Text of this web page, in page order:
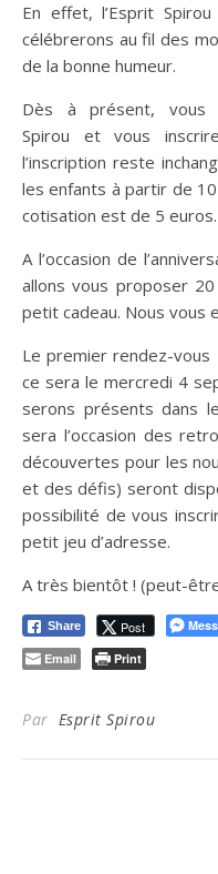
En effet, l’Esprit
célébrerons au fil des
de la bonne humeur.
Dès à présent, vous
Spirou et vous
l’inscription reste
les enfants à partir de
cotisation est de 5 euros.
A l’occasion de
allons vous proposer
petit cadeau. Nous vous
Le premier rendez-vous
ce sera le mercredi 4
serons présents dans
sera l’occasion des
découvertes pour les
et des défis) seront
possibilité de vous
petit jeu d’adresse.
A très bientôt ! (peut-
Share Post
Email
Print
Par Esprit Spirou